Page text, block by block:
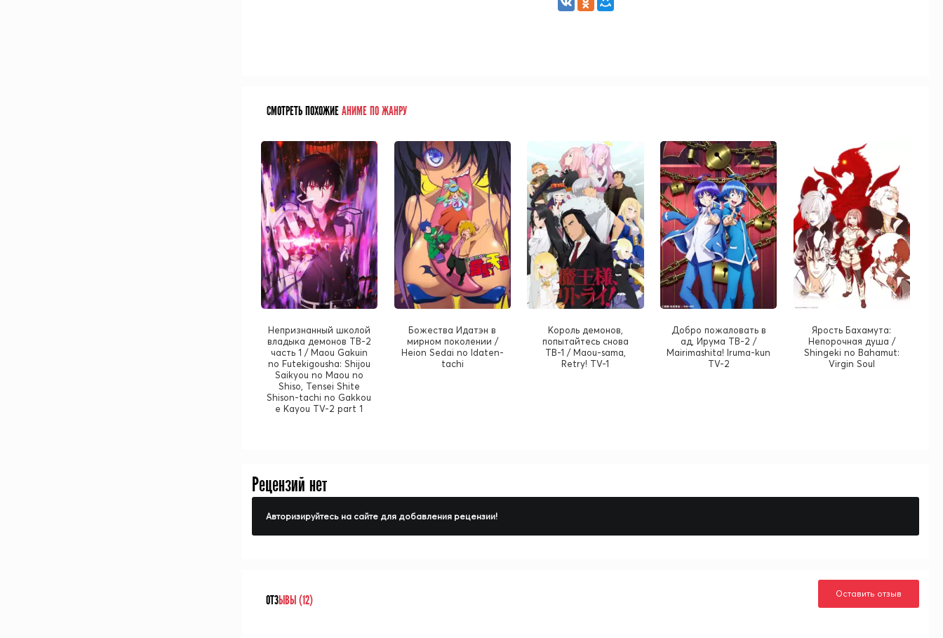
СМОТРЕТЬ ПОХОЖИЕАНИМЕ ПО ЖАНРУ
Непризнанный школой
владыка демонов ТВ-2
часть 1 / Maou Gakuin
no Futekigousha: Shijou
Saikyou no Maou no
Shiso, Tensei Shite
Shison-tachi no Gakkou
e Kayou TV-2 part 1
Божества Идатэн в
мирном поколении /
Heion Sedai no Idaten-
tachi
Король демонов,
попытайтесь снова
ТВ-1 / Maou-sama,
Retry! TV-1
Добро пожаловать в
ад, Ирума ТВ-2 /
Mairimashita! Iruma-kun
TV-2
Ярость Бахамута:
Непорочная душа /
Shingeki no Bahamut:
Virgin Soul
Рецензий нет
Авторизируйтесь на сайте для добавления рецензии!
ОТЗЫВЫ (12) Оставить отзыв